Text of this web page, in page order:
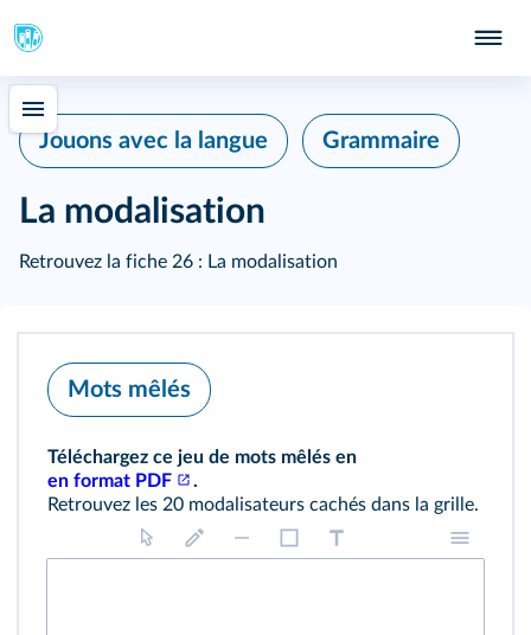
Jouons avec la langue Grammaire
La modalisation
Retrouvez la fiche 26 : La modalisation
Mots mêlés
Téléchargez ce jeu de mots mêlés en
en format PDF
.
Retrouvez les 20 modalisateurs cachés dans la grille.